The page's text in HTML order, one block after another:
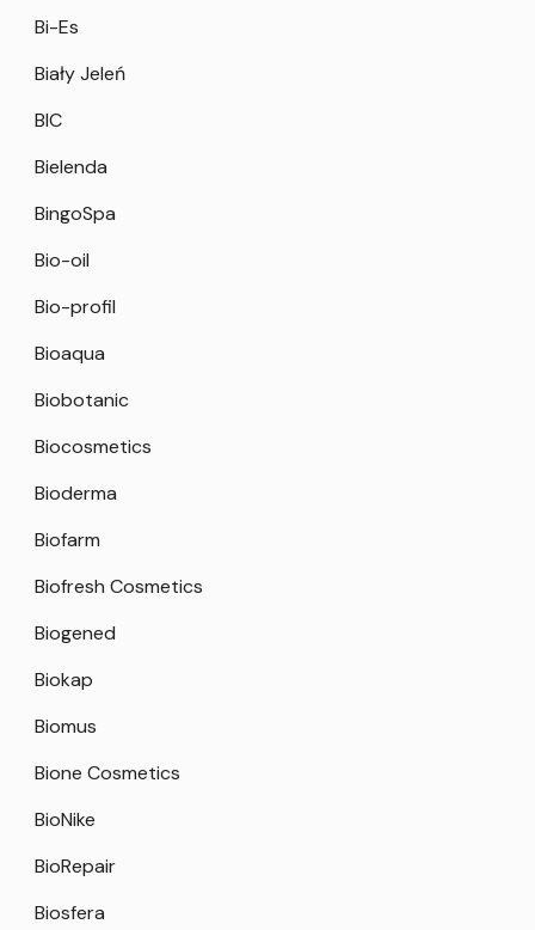
Bi-Es
Biały Jeleń
BIC
Bielenda
BingoSpa
Bio-oil
Bio-profil
Bioaqua
Biobotanic
Biocosmetics
Bioderma
Biofarm
Biofresh Cosmetics
Biogened
Biokap
Biomus
Bione Cosmetics
BioNike
BioRepair
Biosfera